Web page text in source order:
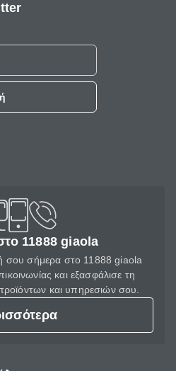
11888 giaola
σου σήμερα στο 11888 giaola
και εξασφάλισε τη
και υπηρεσιών σου.